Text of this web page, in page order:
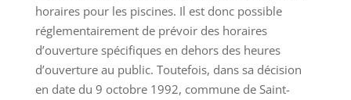
horaires pour les piscines. Il est donc possible
réglementairement de prévoir des horaires
d’ouverture spécifiques en dehors des heures
d’ouverture au public. Toutefois, dans sa décision
en date du 9 octobre 1992, commune de Saint-